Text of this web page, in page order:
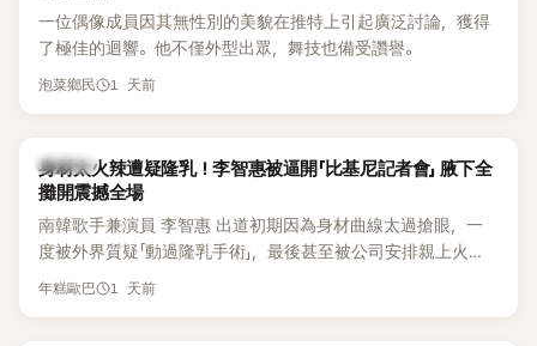
一位偶像成員因其無性別的美貌在推特上引起廣泛討論，獲得
了極佳的迴響。他不僅外型出眾，舞技也備受讚譽。
泡菜鄉民 1 天前
K-POP
身材太火辣遭疑隆乳！李智惠被逼開「比基尼記者會」 腋下全
攤開震撼全場
南韓歌手兼演員 李智惠 出道初期因為身材曲線太過搶眼，一
度被外界質疑「動過隆乳手術」，最後甚至被公司安排親上火
線，召開前所未見的「泳裝記者會」澄清。這場記者會後來還被
年糕歐巴 1 天前